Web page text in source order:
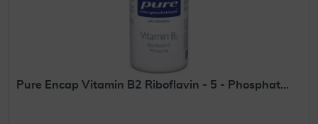
Pure Encap Vitamin B2 Riboflavin - 5 - Phosphat...